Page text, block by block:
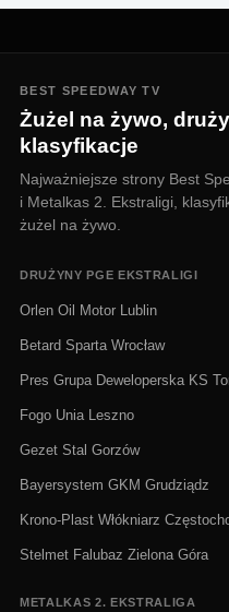
BEST SPEEDWAY TV
Żużel na żywo,
klasyfikacje
Najważniejsze strony Best
i Metalkas 2. Ekstraligi,
żużel na żywo.
DRUŻYNY PGE EKSTRALIGI
Orlen Oil Motor Lublin
Betard Sparta Wrocław
Pres Grupa Deweloperska KS
Fogo Unia Leszno
Gezet Stal Gorzów
Bayersystem GKM Grudziądz
Krono-Plast Włókniarz
Stelmet Falubaz Zielona Góra
METALKAS 2. EKSTRALIGA